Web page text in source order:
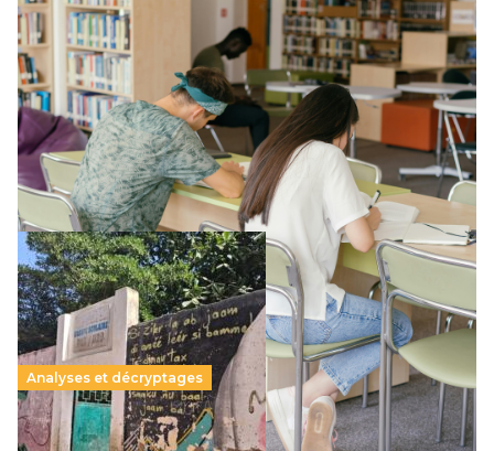
Supérieur privé : une dérive qui met à mal la
promesse républicaine
11 juillet 2026-
Le projet de loi sur la régulation de l’enseignement
supérieur privé met en lumière l’amplification d’un système
qui relègue l’acte pédagogique au superfétatoire, voire à…
Lire la suite →
Analyses et décryptages
258 millions d’enfants victimes de la guerre, des